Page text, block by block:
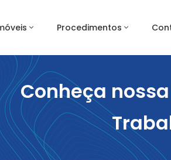
Procedimentos
Conheça